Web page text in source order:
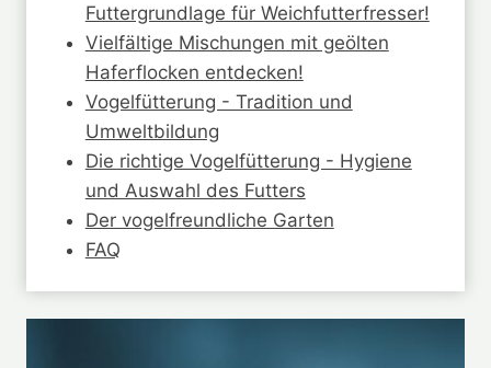
Futtergrundlage für Weichfutterfresser!
Vielfältige Mischungen mit geölten
Haferflocken entdecken!
Vogelfütterung - Tradition und
Umweltbildung
Die richtige Vogelfütterung - Hygiene
und Auswahl des Futters
Der vogelfreundliche Garten
FAQ